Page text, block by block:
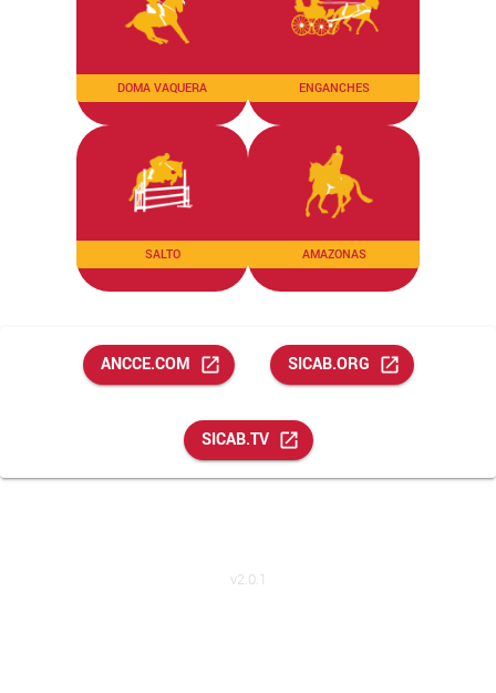
DOMA VAQUERA ENGANCHES
SALTO AMAZONAS
ANCCE.COM SICAB.ORG
SICAB.TV
v2.0.1